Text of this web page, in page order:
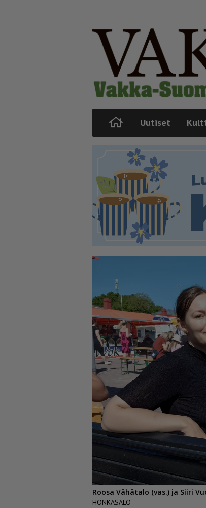
Uutiset
Roosa Vähätalo (vas.) ja Siiri
HONKASALO